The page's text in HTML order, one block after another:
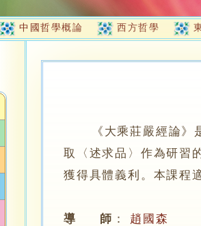
中國哲學概論 西方哲學
《大乘莊嚴經論
取〈述求品〉作為研習
獲得具體義利。本課程
導 師 ： 趙國森